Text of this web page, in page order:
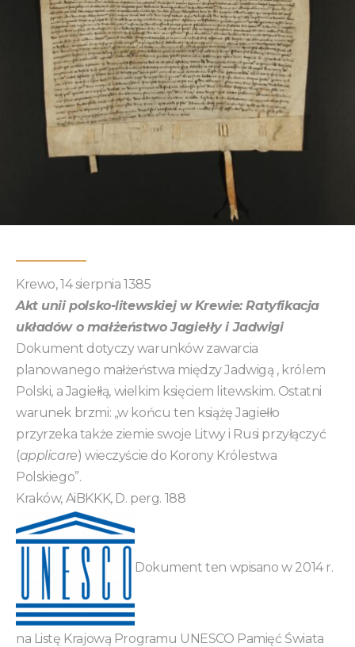
Krewo, 14 sierpnia 1385
Akt unii polsko-litewskiej w Krewie: Ratyfikacja
układów o małżeństwo Jagiełły i Jadwigi
Dokument dotyczy warunków zawarcia
planowanego małżeństwa między Jadwigą , królem
Polski, a Jagiełłą, wielkim księciem litewskim. Ostatni
warunek brzmi: „w końcu ten książę Jagiełło
przyrzeka także ziemie swoje Litwy i Rusi przyłączyć
(applicare) wieczyście do Korony Królestwa
Polskiego”.
Kraków, AiBKKK, D. perg. 188
Dokument ten wpisano w 2014 r.
na Listę Krajową Programu UNESCO Pamięć Świata